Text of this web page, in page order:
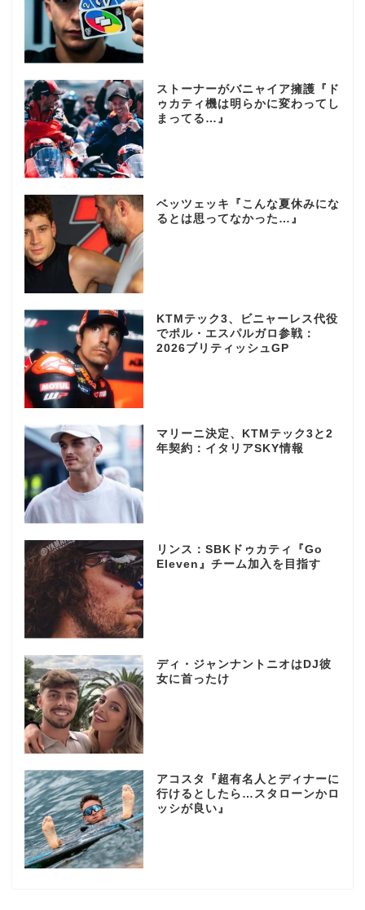
ストーナーがバニャイア擁護『ド
ゥカティ機は明らかに変わってし
まってる…』
ベッツェッキ『こんな夏休みにな
るとは思ってなかった…』
KTMテック3、ビニャーレス代役
でポル・エスパルガロ参戦：
2026ブリティッシュGP
マリーニ決定、KTMテック3と2
年契約：イタリアSKY情報
リンス：SBKドゥカティ『Go
Eleven』チーム加入を目指す
ディ・ジャンナントニオはDJ彼
女に首ったけ
アコスタ『超有名人とディナーに
行けるとしたら…スタローンかロ
ッシが良い』